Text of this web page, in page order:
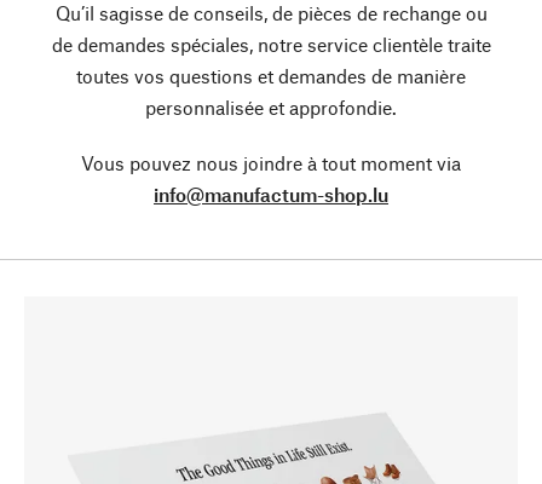
Qu’il sagisse de conseils, de pièces de rechange ou
de demandes spéciales, notre service clientèle traite
toutes vos questions et demandes de manière
personnalisée et approfondie.
Vous pouvez nous joindre à tout moment via
info@manufactum-shop.lu